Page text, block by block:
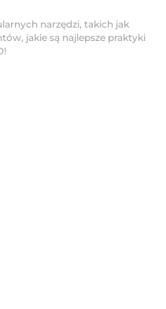
narzędzi, takich jak
jakie są najlepsze praktyki